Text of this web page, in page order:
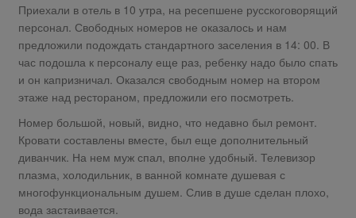
Приехали в отель в 10 утра, на ресепшене русскоговорящий
персонал. Свободных номеров не оказалось и нам
предложили подождать стандартного заселения в 14: 00. В
час подошла к персоналу еще раз, ребенку надо было спать
и он капризничал. Оказался свободным номер на втором
этаже над рестораном, предложили его посмотреть.
Номер большой, новый, видно, что недавно был ремонт.
Кровати составлены вместе, был еще дополнительный
диванчик. На нем муж спал, вполне удобный. Телевизор
плазма, холодильник, в ванной комнате душевая с
многофункциональным душем. Слив в душе сделан плохо,
вода застаивается.